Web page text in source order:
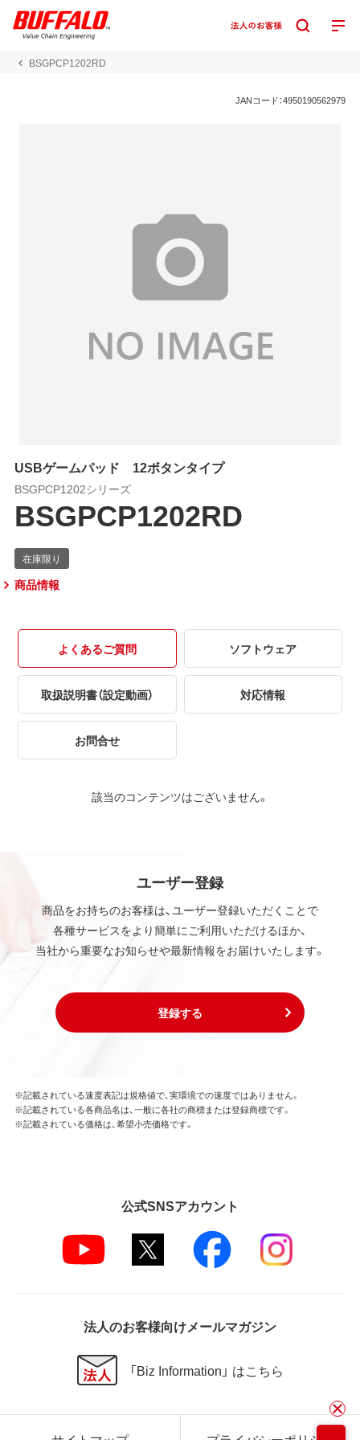
BSGPCP1202RD
JANコード：4950190562979
USBゲームパッド 12ボタンタイプ
BSGPCP1202シリーズ
BSGPCP1202RD
商品情報
よくあるご質問 ソフトウェア
取扱説明書（設定動画） 対応情報
お問合せ
該当のコンテンツはございません。
ユーザー登録
商品をお持ちのお客様は、ユーザー登録いただくことで
各種サービスをより簡単にご利用いただけるほか、
当社から重要なお知らせや最新情報をお届けいたします。
登録する
※記載されている速度表記は規格値で、実環境での速度ではありません。
※記載されている各商品名は、一般に各社の商標または登録商標です。
※記載されている価格は、希望小売価格です。
公式SNSアカウント
法人のお客様向けメールマガジン
「Biz Information」 はこちら